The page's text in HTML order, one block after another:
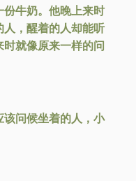
牛奶。他晚上来时
，醒着的人却能听
就像原来一样的问
问候坐着的人，小